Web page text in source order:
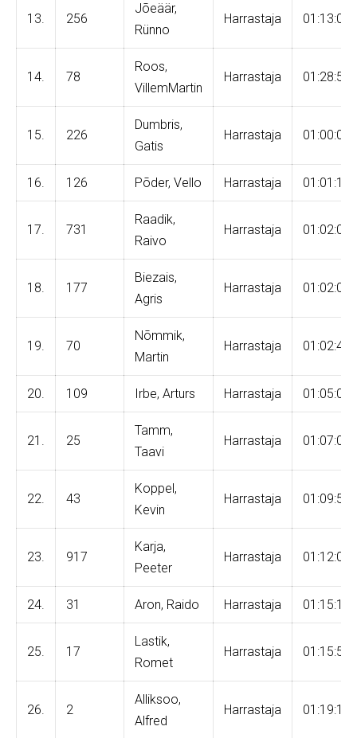
13. 256
Jõeäär,
Rünno
Harrastaja
14. 78
Roos,
VillemMartin
Harrastaja
15. 226
Dumbris,
Gatis
Harrastaja
16. 126 Põder, Vello Harrastaja
17. 731
Raadik,
Raivo
Harrastaja
18. 177
Biezais,
Agris
Harrastaja
19. 70
Nõmmik,
Martin
Harrastaja
20. 109 Irbe, Arturs Harrastaja
21. 25
Tamm,
Taavi
Harrastaja
22. 43
Koppel,
Kevin
Harrastaja
23. 917
Karja,
Peeter
Harrastaja
24. 31 Aron, Raido Harrastaja
25. 17
Lastik,
Romet
Harrastaja
26. 2
Alliksoo,
Alfred
Harrastaja